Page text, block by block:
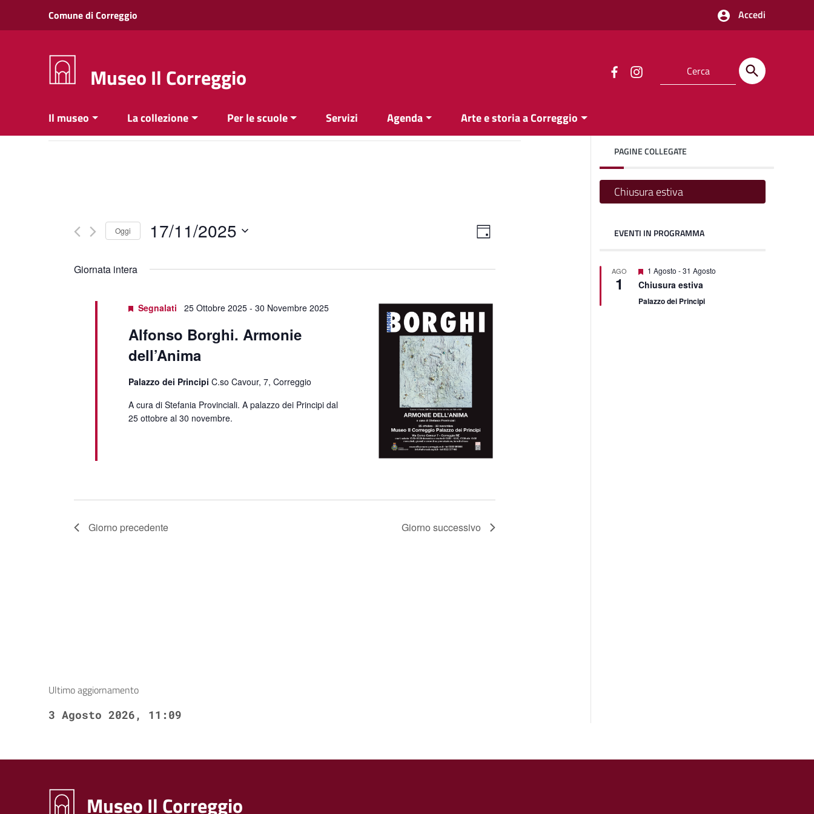
Vai ai contenuti
Vai al menu di navigazione
Comune di Correggio Accedi
Museo Il Correggio
Il museo La collezione Per le scuole Servizi Agenda Arte e storia a Correggio
Viste
Evento
Viste
Giorno
Oggi 17/11/2025
la
Giornata intera
Segnalati 25 Ottobre 2025 - 30 Novembre 2025
Alfonso Borghi. Armonie
dell’Anima
Palazzo dei Principi C.so Cavour, 7, Correggio
A cura di Stefania Provinciali. A palazzo dei Principi dal
25 ottobre al 30 novembre.
Giorno precedente Giorno successivo
Ultimo aggiornamento
3 Agosto 2026, 11:09
PAGINE COLLEGATE
Chiusura estiva
EVENTI IN PROGRAMMA
AGO
1
Segnalati
1 Agosto -31 Agosto
Chiusura estiva
Palazzo dei Principi
Museo Il Correggio